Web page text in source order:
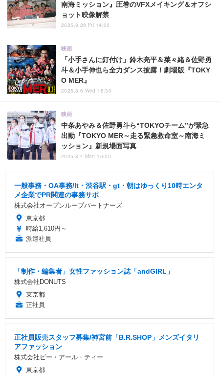
南海ミッション』圧巻のVFXメイキング＆オフシ
ョット映像解禁
2025.8.29 Fri 14:00
「小手さんに釘付け」鈴木亮平＆菜々緒＆佐野勇
斗＆小手伸也ら全力ダンス披露！劇場版『TOKY
O MER』
映画
2025.8.6 Wed 18:30
中条あやみ＆佐野勇斗ら“TOKYOチーム”が緊急
出動『TOKYO MER～走る緊急救命室～南海ミ
ッション』新規場面写真
映画
2025.8.4 Mon 16:00
一般事務・OA事務/lt・渋谷駅・gt・朝はゆっくり10時エンタ
メ企業でPR関連の事務サポ
株式会社オープンループパートナーズ
東京都
時給1,610円～
派遣社員
「制作・編集者」女性ファッション誌「andGIRL」
株式会社DONUTS
東京都
正社員
正社員販売スタッフ募集/神宮前「B.R.SHOP」メンズイタリ
アファッション
株式会社ビー・アール・ティー
東京都